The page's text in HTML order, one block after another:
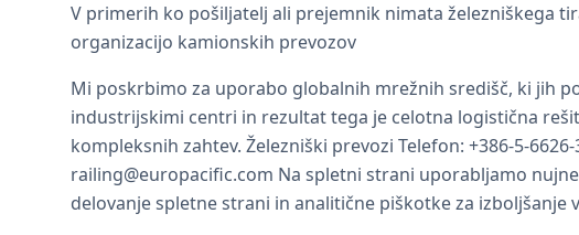
V primerih ko pošiljatelj ali prejemnik nimata železniškega
organizacijo kamionskih prevozov
Mi poskrbimo za uporabo globalnih mrežnih središč, ki jih
industrijskimi centri in rezultat tega je celotna logistična
kompleksnih zahtev. Železniški prevozi Telefon: +386-5-6626-
railing@europacific.com Na spletni strani uporabljamo
delovanje spletne strani in analitične piškotke za izboljšanje